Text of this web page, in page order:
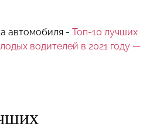
автомобиля - Топ-10 лучших
водителей в 2021 году —